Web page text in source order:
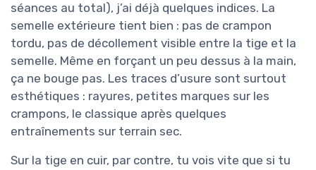
séances au total), j’ai déjà quelques indices. La
semelle extérieure tient bien : pas de crampon
tordu, pas de décollement visible entre la tige et la
semelle. Même en forçant un peu dessus à la main,
ça ne bouge pas. Les traces d’usure sont surtout
esthétiques : rayures, petites marques sur les
crampons, le classique après quelques
entraînements sur terrain sec.
Sur la tige en cuir, par contre, tu vois vite que si tu